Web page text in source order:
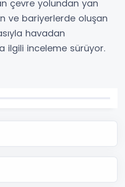
çevre yolundan yan
ve bariyerlerde oluşan
havadan
ilgili inceleme sürüyor.